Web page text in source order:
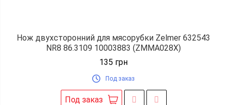
Нож двухсторонний для мясорубки Zelmer 632543
NR8 86.3109 10003883 (ZMMA028X)
135 грн
Под заказ
Под заказ